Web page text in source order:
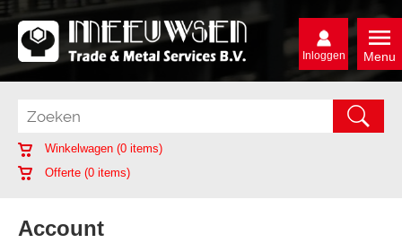
Menu
Inloggen
Winkelwagen (0 items)
Offerte (0 items)
Account